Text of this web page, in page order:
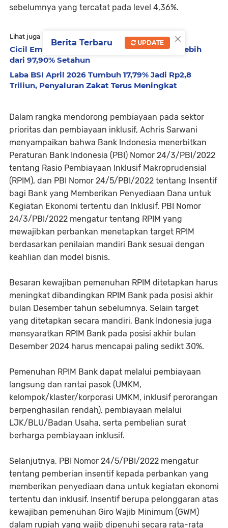
sebelumnya yang tercatat pada level 4,36%.
Lihat juga
Cicil Emas BSI Makin Diminati, Meningkat Lebih
dari 97,90% Setahun
Laba BSI April 2026 Tumbuh 17,79% Jadi Rp2,8
Triliun, Penyaluran Zakat Terus Meningkat
Dalam rangka mendorong pembiayaan pada sektor
prioritas dan pembiayaan inklusif, Achris Sarwani
menyampaikan bahwa Bank Indonesia menerbitkan
Peraturan Bank Indonesia (PBI) Nomor 24/3/PBI/2022
tentang Rasio Pembiayaan Inklusif Makroprudensial
(RPIM), dan PBI Nomor 24/5/PBI/2022 tentang Insentif
bagi Bank yang Memberikan Penyediaan Dana untuk
Kegiatan Ekonomi tertentu dan Inklusif. PBI Nomor
24/3/PBI/2022 mengatur tentang RPIM yang
mewajibkan perbankan menetapkan target RPIM
berdasarkan penilaian mandiri Bank sesuai dengan
keahlian dan model bisnis.
Besaran kewajiban pemenuhan RPIM ditetapkan harus
meningkat dibandingkan RPIM Bank pada posisi akhir
bulan Desember tahun sebelumnya. Selain target
yang ditetapkan secara mandiri, Bank Indonesia juga
mensyaratkan RPIM Bank pada posisi akhir bulan
Desember 2024 harus mencapai paling sedikt 30%.
Pemenuhan RPIM Bank dapat melalui pembiayaan
langsung dan rantai pasok (UMKM,
kelompok/klaster/korporasi UMKM, inklusif perorangan
berpenghasilan rendah), pembiayaan melalui
LJK/BLU/Badan Usaha, serta pembelian surat
berharga pembiayaan inklusif.
Selanjutnya, PBI Nomor 24/5/PBI/2022 mengatur
tentang pemberian insentif kepada perbankan yang
memberikan penyediaan dana untuk kegiatan ekonomi
tertentu dan inklusif. Insentif berupa pelonggaran atas
kewajiban pemenuhan Giro Wajib Minimum (GWM)
dalam rupiah yang wajib dipenuhi secara rata-rata
×
Berita Terbaru UPDATE